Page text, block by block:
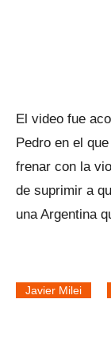
El video fue
Pedro en el
frenar con la
de suprimir a
una Argentina
Javier Milei